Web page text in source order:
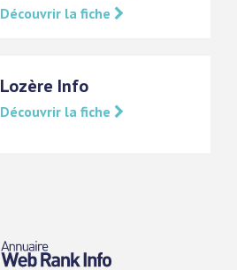
Découvrir la fiche
Lozère Info
Découvrir la fiche